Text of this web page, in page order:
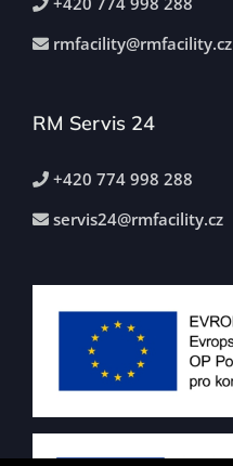
rmfacility@rmfacility.cz
RM Servis 24
+420 774 998 288
servis24@rmfacility.cz